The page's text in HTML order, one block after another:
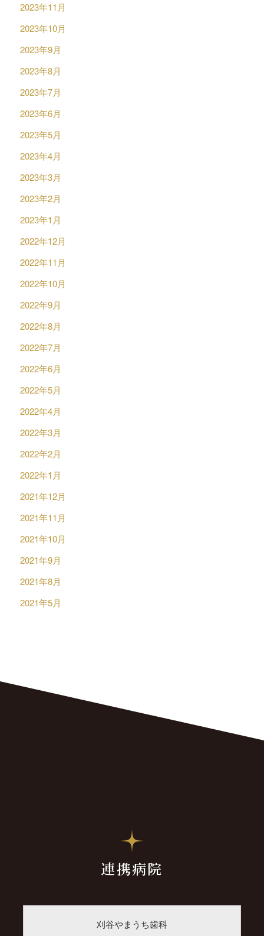
2023年11月
2023年10月
2023年9月
2023年8月
2023年7月
2023年6月
2023年5月
2023年4月
2023年3月
2023年2月
2023年1月
2022年12月
2022年11月
2022年10月
2022年9月
2022年8月
2022年7月
2022年6月
2022年5月
2022年4月
2022年3月
2022年2月
2022年1月
2021年12月
2021年11月
2021年10月
2021年9月
2021年8月
2021年5月
連携病院
刈谷やまうち歯科